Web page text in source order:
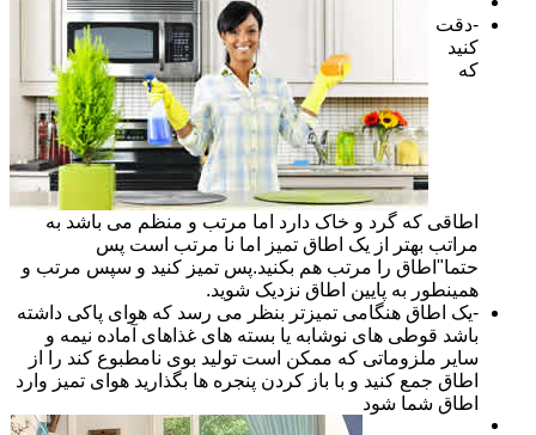
-دقت
کنید
که
اطاقی که گرد و خاک دارد اما مرتب و منظم می باشد به
مراتب بهتر از یک اطاق تمیز اما نا مرتب است پس
حتما"اطاق را مرتب هم بکنید.پس تمیز کنید و سپس مرتب و
همینطور به پایین اطاق نزدیک شوید.
-یک اطاق هنگامی تمیزتر بنظر می رسد که هوای پاکی داشته
باشد قوطی های نوشابه یا بسته های غذاهای آماده نیمه و
سایر ملزوماتی که ممکن است تولید بوی نامطبوع کند را از
اطاق جمع کنید و با باز کردن پنجره ها بگذارید هوای تمیز وارد
اطاق شما شود